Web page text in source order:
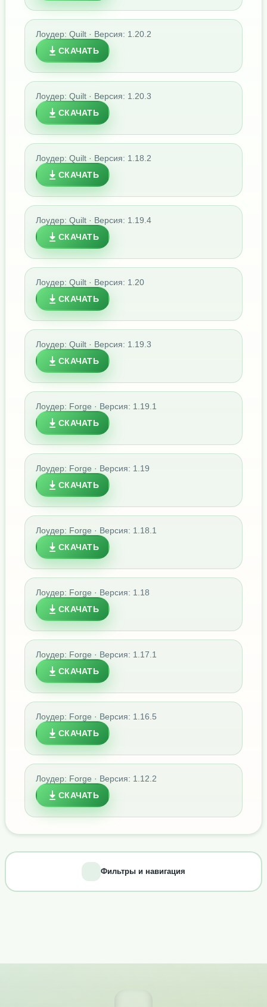
Лоудер: Quilt · Версия: 1.20.2
СКАЧАТЬ
Лоудер: Quilt · Версия: 1.20.3
СКАЧАТЬ
Лоудер: Quilt · Версия: 1.18.2
СКАЧАТЬ
Лоудер: Quilt · Версия: 1.19.4
СКАЧАТЬ
Лоудер: Quilt · Версия: 1.20
СКАЧАТЬ
Лоудер: Quilt · Версия: 1.19.3
СКАЧАТЬ
Лоудер: Forge · Версия: 1.19.1
СКАЧАТЬ
Лоудер: Forge · Версия: 1.19
СКАЧАТЬ
Лоудер: Forge · Версия: 1.18.1
СКАЧАТЬ
Лоудер: Forge · Версия: 1.18
СКАЧАТЬ
Лоудер: Forge · Версия: 1.17.1
СКАЧАТЬ
Лоудер: Forge · Версия: 1.16.5
СКАЧАТЬ
Лоудер: Forge · Версия: 1.12.2
СКАЧАТЬ
Фильтры и навигация